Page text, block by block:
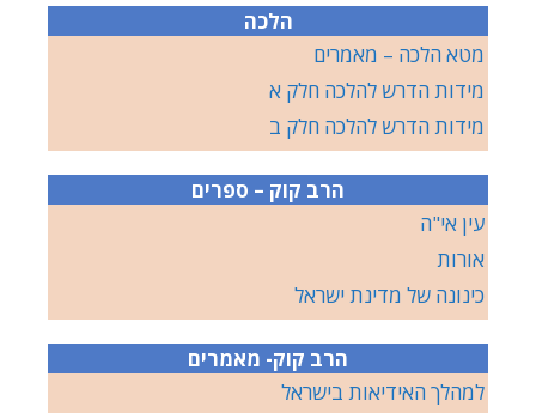
הלכה
מטא הלכה – מאמרים
מידות הדרש להלכה חלק א
מידות הדרש להלכה חלק ב
הרב קוק – ספרים
עין אי"ה
אורות
כינונה של מדינת ישראל
הרב קוק- מאמרים
למהלך האידיאות בישראל